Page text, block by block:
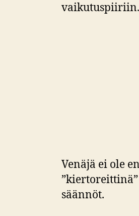
vaikutuspiiriin.
Venäjä ei ole
säännöt.